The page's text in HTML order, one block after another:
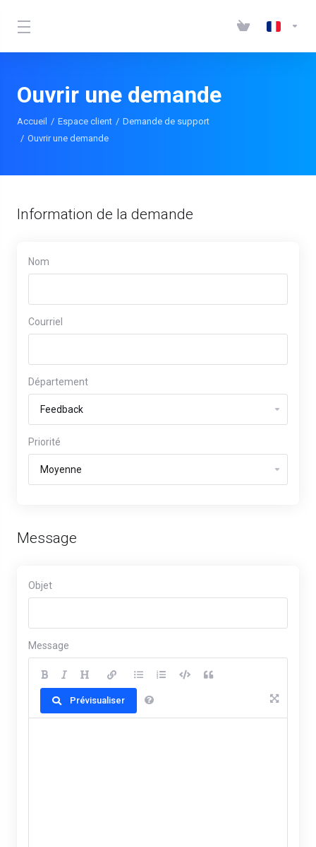
Ouvrir une demande
Accueil Espace client
Demande de support
Ouvrir une demande
Information de la demande
Nom
Courriel
Département
Priorité
Message
Objet
Message
Prévisualiser